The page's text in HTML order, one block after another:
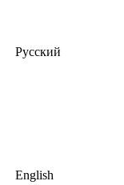
Русский
English